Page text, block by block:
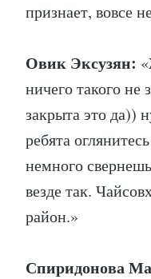
признает, вовсе
Овик Эксузян:
ничего такого
закрыта это да))
ребята
немного
везде так.
район.»
Спиридонова